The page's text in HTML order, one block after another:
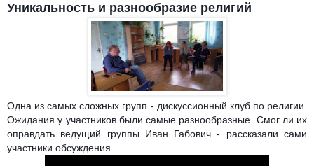
Уникальность и разнообразие религий
Одна из самых сложных групп - дискуссионный клуб по религии.
Ожидания у участников были самые разнообразные. Смог ли их
оправдать ведущий группы Иван Габович - рассказали сами
участники обсуждения.